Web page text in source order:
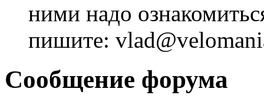
ними надо
пишите:
Сообщение форума